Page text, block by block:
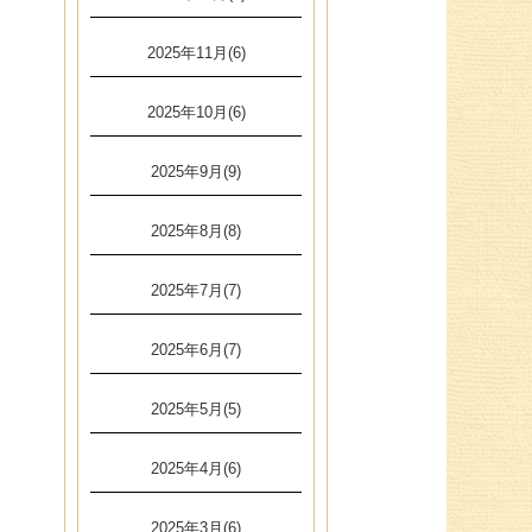
2025年11月(6)
2025年10月(6)
2025年9月(9)
2025年8月(8)
2025年7月(7)
2025年6月(7)
2025年5月(5)
2025年4月(6)
2025年3月(6)